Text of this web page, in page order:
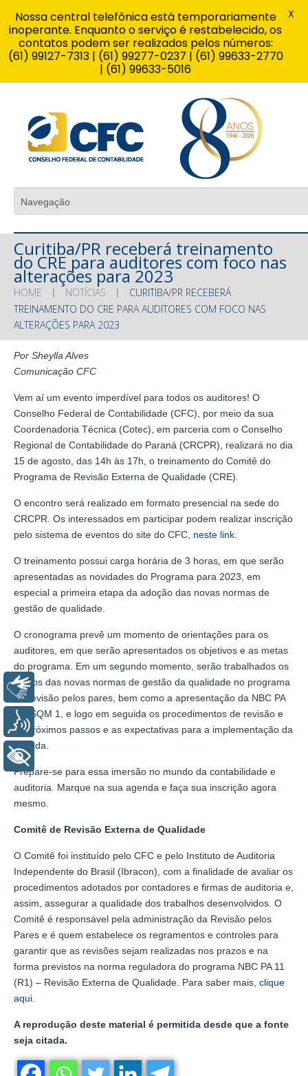
Curitiba/PR receberá treinamento
do CRE para auditores com foco nas
alterações para 2023
HOME NOTÍCIAS
CURITIBA/PR RECEBERÁ
TREINAMENTO DO CRE PARA AUDITORES COM FOCO NAS
ALTERAÇÕES PARA 2023
Por Sheylla Alves
Comunicação CFC
Vem aí um evento imperdível para todos os auditores! O
Conselho Federal de Contabilidade (CFC), por meio da sua
Coordenadoria Técnica (Cotec), em parceria com o Conselho
Regional de Contabilidade do Paraná (CRCPR), realizará no dia
15 de agosto, das 14h às 17h, o treinamento do Comitê do
Programa de Revisão Externa de Qualidade (CRE).
O encontro será realizado em formato presencial na sede do
CRCPR. Os interessados em participar podem realizar inscrição
pelo sistema de eventos do site do CFC, neste link
O treinamento possui carga horária de 3 horas, em que serão
apresentadas as novidades do Programa para 2023, em
especial a primeira etapa da adoção das novas normas de
gestão de qualidade.
O cronograma prevê um momento de orientações para os
auditores, em que serão apresentados os objetivos e as metas
do programa. Em um segundo momento, serão trabalhados os
efeitos das novas normas de gestão da qualidade no programa
de revisão pelos pares, bem como a apresentação da NBC PA
01/ISQM 1, e logo em seguida os procedimentos de revisão e
os próximos passos e as expectativas para a implementação da
medida.
Prepare-se para essa imersão no mundo da contabilidade e
auditoria. Marque na sua agenda e faça sua inscrição agora
mesmo.
Comitê de Revisão Externa de Qualidade
O Comitê foi instituído pelo CFC e pelo Instituto de Auditoria
Independente do Brasil (Ibracon), com a finalidade de avaliar os
procedimentos adotados por contadores e firmas de auditoria e,
assim, assegurar a qualidade dos trabalhos desenvolvidos. O
Comitê é responsável pela administração da Revisão pelos
Pares e é quem estabelece os regramentos e controles para
garantir que as revisões sejam realizadas nos prazos e na
forma previstos na norma reguladora do programa NBC PA 11
(R1) – Revisão Externa de Qualidade. Para saber mais, clique
aqui
A reprodução deste material é permitida desde que a fonte
seja citada.
Nossa central telefônica está temporariamente
inoperante. Enquanto o serviço é restabelecido, os
contatos podem ser realizados pelos números:
(61) 99127-7313 | (61) 99277-0237 | (61) 99633-2770
| (61) 99633-5016
X
Libras
Voz